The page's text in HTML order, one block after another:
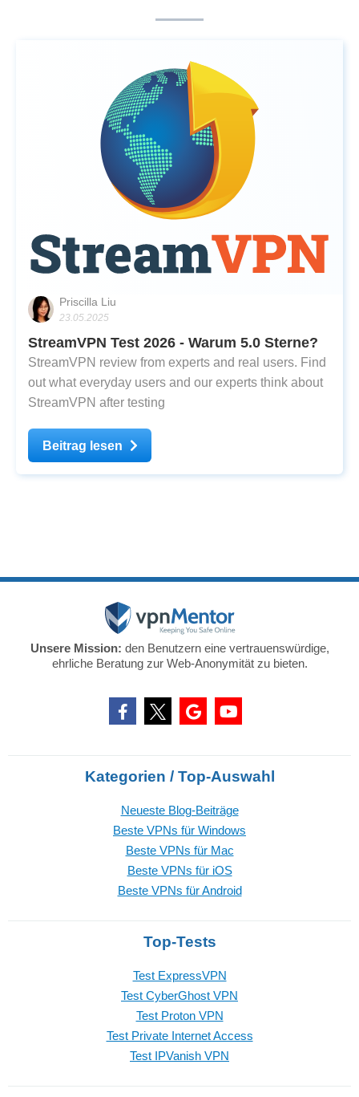
Priscilla Liu
23.05.2025
StreamVPN Test 2026 - Warum 5.0 Sterne?
StreamVPN review from experts and real users. Find
out what everyday users and our experts think about
StreamVPN after testing
Beitrag lesen
Unsere Mission: den Benutzern eine vertrauenswürdige,
ehrliche Beratung zur Web-Anonymität zu bieten.
Kategorien / Top-Auswahl
Neueste Blog-Beiträge
Beste VPNs für Windows
Beste VPNs für Mac
Beste VPNs für iOS
Beste VPNs für Android
Top-Tests
Test ExpressVPN
Test CyberGhost VPN
Test Proton VPN
Test Private Internet Access
Test IPVanish VPN